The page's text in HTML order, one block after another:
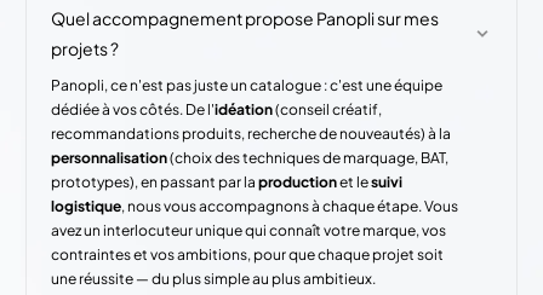
Quel accompagnement propose Panopli sur mes
projets ?
Panopli, ce n'est pas juste un catalogue : c'est une équipe
dédiée à vos côtés. De l'idéation(conseil créatif,
recommandations produits, recherche de nouveautés) à la
personnalisation(choix des techniques de marquage, BAT,
prototypes), en passant par laproductionet lesuivi
logistique, nous vous accompagnons à chaque étape. Vous
avez un interlocuteur unique qui connaît votre marque, vos
contraintes et vos ambitions, pour que chaque projet soit
une réussite — du plus simple au plus ambitieux.